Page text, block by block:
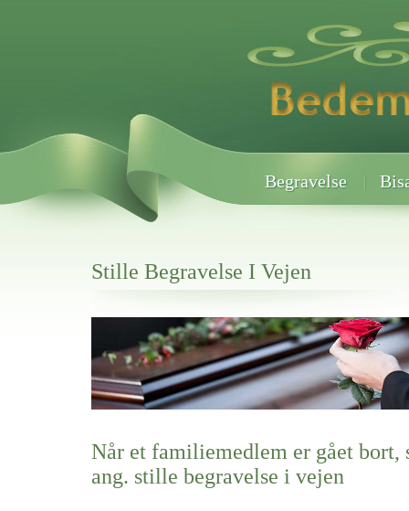
Begravelse
Stille Begravelse I Vejen
Her hos os får du altid en god afslutning når det gælder
Stille Begravelse I Vejen
vi hjælper i alle faser af begravelsel
Når et familiemedlem er gået bort,
ang. stille begravelse i vejen